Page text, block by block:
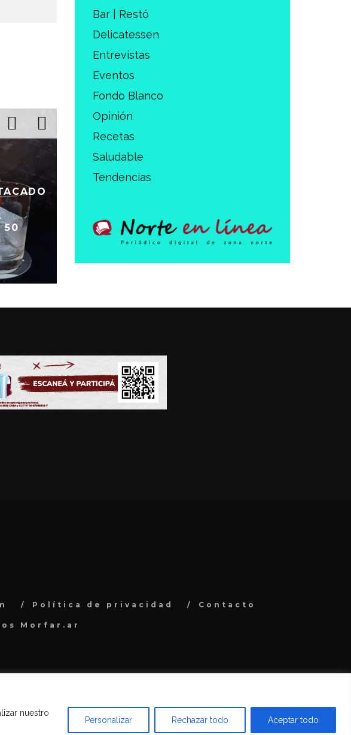
nuestro
Personalizar Rechazar todo Aceptar todo
Bar | Restó
Delicatessen
Entrevistas
Eventos
Fondo Blanco
Opinión
Recetas
Saludable
Tendencias
Política de privacidad Contacto
Morfar.ar